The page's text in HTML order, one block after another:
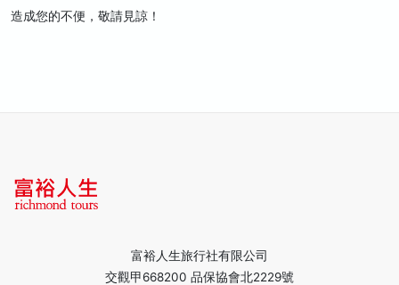
造成您的不便，敬請見諒！
富裕人生旅行社有限公司
交觀甲668200 品保協會北2229號